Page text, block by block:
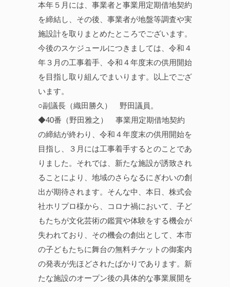
本年５月には、事業者と事業用定期借地契約
を締結し、その後、事業者が地盤等調査や実
施設計を取りまとめたところでございます。
今後のスケジュールにつきましては、令和４
年３月の工事着手、令和４年度末の供用開始
を目指し取り組んでまいります。以上でござ
います。
○副議長（織田勝久） 野田議員。
◆40番（野田雅之） 事業用定期借地契約
の締結が終わり、令和４年度末の供用開始を
目指し、３月には工事着手するとのことであ
りました。それでは、新たな施設が誘致され
ることにより、地域のさらなるにぎわいの創
出が期待されます。そんな中、本日、株式会
社ホリプロ様から、コロナ禍において、子ど
もたちが文化芸術の鑑賞や体験をする機会が
失われており、その機会の創出として、本市
の子どもたちに舞台の無料チケットの御案内
の発表が先ほどされたばかりであります。新
たな施設のオープン後の具体的な事業展開を